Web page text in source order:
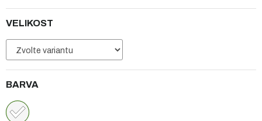
VELIKOST
BARVA